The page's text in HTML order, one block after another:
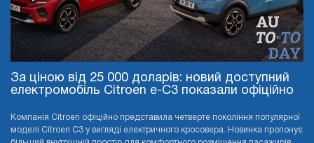
За ціною від 25 000 доларів: новий доступний
електромобіль Citroen e-C3 показали офіційно
Компанія Citroen офіційно представила четверте покоління популярної
моделі Citroen C3 у вигляді електричного кросовера. Новинка пропонує